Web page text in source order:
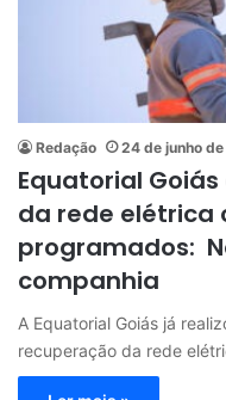
Redação 24 de junho
Equatorial
da rede elétrica
programados:
companhia
A Equatorial Goiás já
recuperação da rede